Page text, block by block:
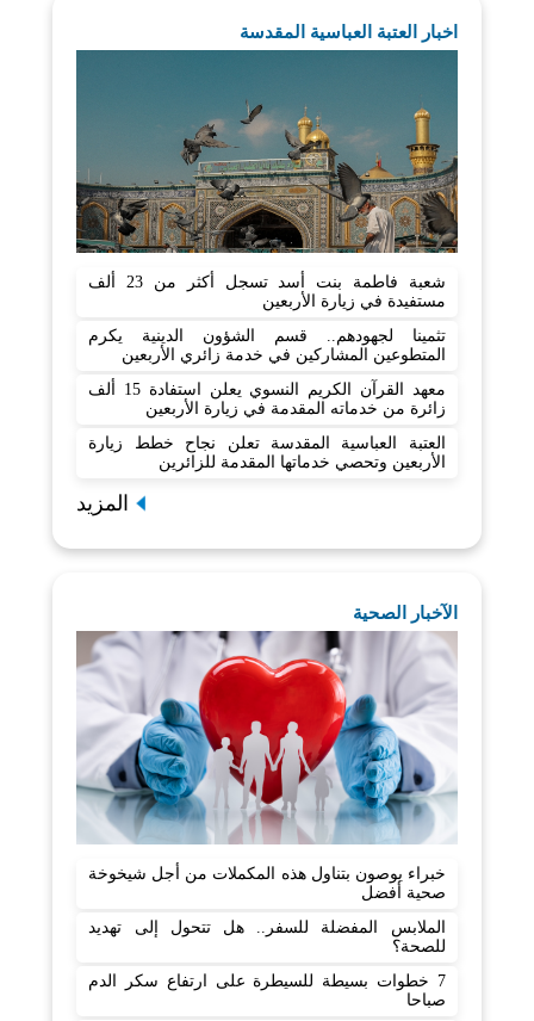
اخبار العتبة العباسية المقدسة
شعبة فاطمة بنت أسد تسجل أكثر من 23 ألف
مستفيدة في زيارة الأربعين
تثمينا لجهودهم.. قسم الشؤون الدينية يكرم
المتطوعين المشاركين في خدمة زائري الأربعين
معهد القرآن الكريم النسوي يعلن استفادة 15 ألف
زائرة من خدماته المقدمة في زيارة الأربعين
العتبة العباسية المقدسة تعلن نجاح خطط زيارة
الأربعين وتحصي خدماتها المقدمة للزائرين
المزيد
الآخبار الصحية
خبراء يوصون بتناول هذه المكملات من أجل شيخوخة
صحية أفضل
الملابس المفضلة للسفر.. هل تتحول إلى تهديد
للصحة؟
7 خطوات بسيطة للسيطرة على ارتفاع سكر الدم
صباحا